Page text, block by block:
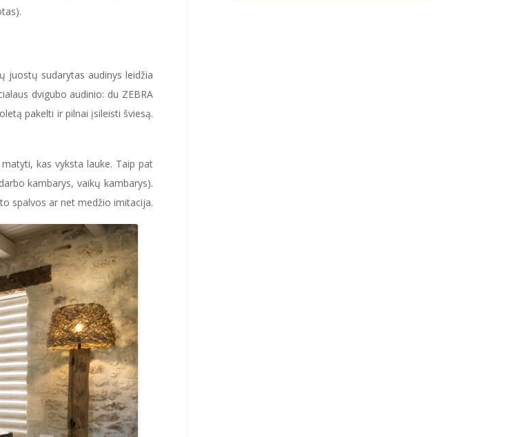
juostų sudarytas audinys leidžia
dvigubo audinio: du ZEBRA
pakelti ir pilnai įsileisti šviesą.
kas vyksta lauke. Taip pat
kambarys, vaikų kambarys).
spalvos ar net medžio imitacija.